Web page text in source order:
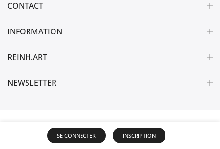
CONTACT
INFORMATION
REINH.ART
NEWSLETTER
SE CONNECTER INSCRIPTION